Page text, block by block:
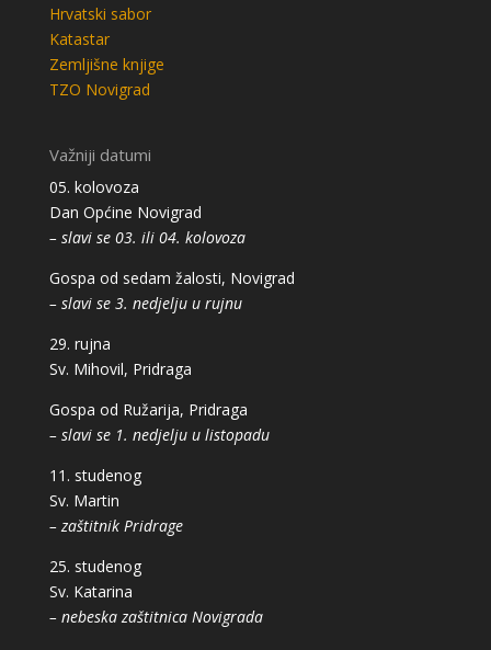
Hrvatski sabor
Katastar
Zemljišne knjige
TZO Novigrad
Važniji datumi
05. kolovoza
Dan Općine Novigrad
– slavi se 03. ili 04. kolovoza
Gospa od sedam žalosti, Novigrad
– slavi se 3. nedjelju u rujnu
29. rujna
Sv. Mihovil, Pridraga
Gospa od Ružarija, Pridraga
– slavi se 1. nedjelju u listopadu
11. studenog
Sv. Martin
– zaštitnik Pridrage
25. studenog
Sv. Katarina
– nebeska zaštitnica Novigrada